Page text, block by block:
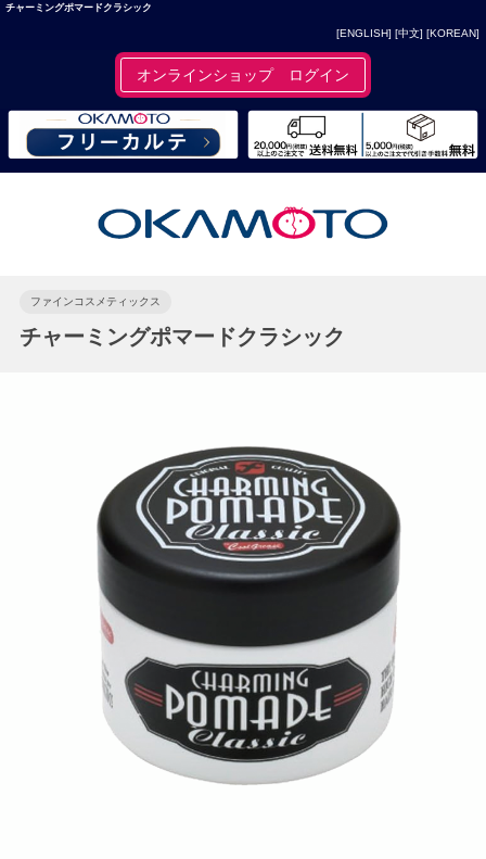
チャーミングポマードクラシック
[ENGLISH] [中文] [KOREAN]
オンラインショップ ログイン
ファインコスメティックス
チャーミングポマードクラシック